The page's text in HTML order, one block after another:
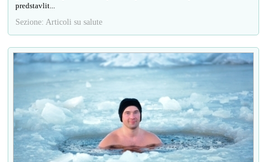
predstavlit...
Sezione: Articoli su salute